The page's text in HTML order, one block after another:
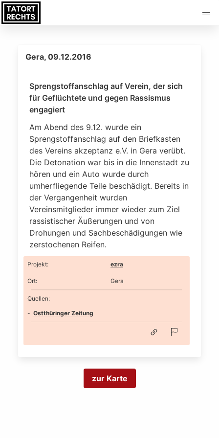
Gera, 09.12.2016
Sprengstoffanschlag auf Verein, der sich
für Geflüchtete und gegen Rassismus
engagiert
Am Abend des 9.12. wurde ein
Sprengstoffanschlag auf den Briefkasten
des Vereins akzeptanz e.V. in Gera verübt.
Die Detonation war bis in die Innenstadt zu
hören und ein Auto wurde durch
umherfliegende Teile beschädigt. Bereits in
der Vergangenheit wurden
Vereinsmitglieder immer wieder zum Ziel
rassistischer Äußerungen und von
Drohungen und Sachbeschädigungen wie
zerstochenen Reifen.
Projekt: ezra
Ort: Gera
Quellen:
Ostthüringer Zeitung
zur Karte